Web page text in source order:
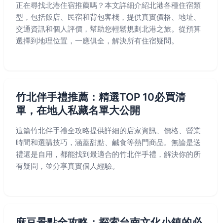
正在尋找北港住宿推薦嗎？本文詳細介紹北港各種住宿類
型，包括飯店、民宿和背包客棧，提供真實價格、地址、
交通資訊和個人評價，幫助您輕鬆規劃北港之旅。從預算
選擇到地理位置，一應俱全，解決所有住宿疑問。
竹北伴手禮推薦：精選TOP 10必買清
單，在地人私藏名單大公開
這篇竹北伴手禮全攻略提供詳細的店家資訊、價格、營業
時間和選購技巧，涵蓋甜點、鹹食等熱門商品。無論是送
禮還是自用，都能找到最適合的竹北伴手禮，解決你的所
有疑問，並分享真實個人經驗。